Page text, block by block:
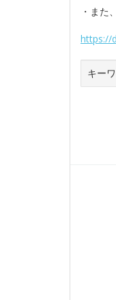
・また
https://
キー